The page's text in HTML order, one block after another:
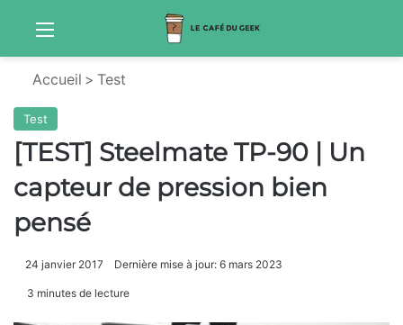
Accueil > Test
Test
[TEST] Steelmate TP-90 | Un
capteur de pression bien
pensé
24 janvier 2017 Dernière mise à jour: 6 mars 2023
3 minutes de lecture